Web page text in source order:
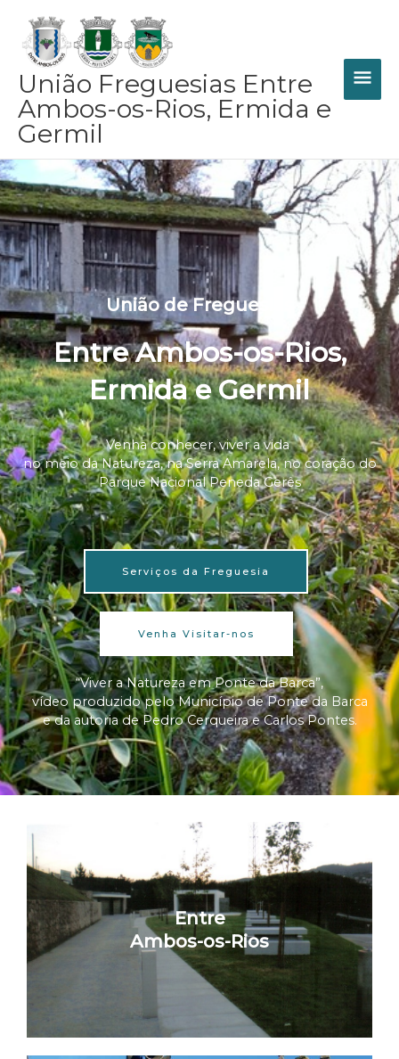
content
União Freguesias Entre
Ambos-os-Rios, Ermida e
Germil
União de Freguesias
Entre Ambos-os-Rios,
Ermida e Germil
Venha conhecer, viver a vida
no meio da Natureza, na Serra Amarela, no coração do
Parque Nacional Peneda Gerês
Serviços da Freguesia
Venha Visitar-nos
“Viver a Natureza em Ponte da Barca”,
vídeo produzido pelo Município de Ponte da Barca
e da autoria de Pedro Cerqueira e Carlos Pontes.
Entre
Ambos-os-Rios